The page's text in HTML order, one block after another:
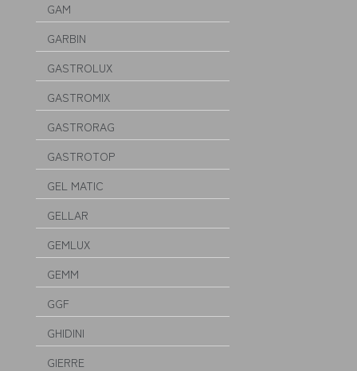
GAM
GARBIN
GASTROLUX
GASTROMIX
GASTRORAG
GASTROTOP
GEL MATIC
GELLAR
GEMLUX
GEMM
GGF
GHIDINI
GIERRE